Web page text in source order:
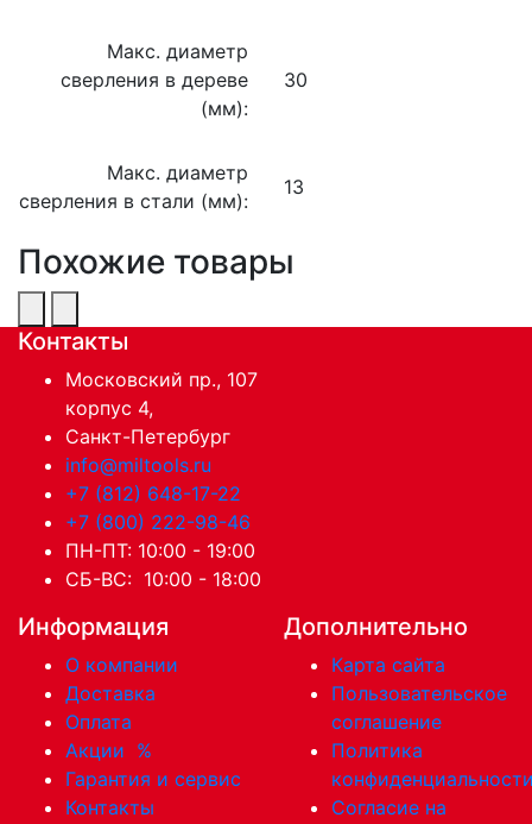
Макс. диаметр
сверления в дереве
(мм):
30
Макс. диаметр
сверления в стали (мм):
13
Похожие товары
Контакты
Московский пр., 107
корпус 4,
Санкт-Петербург
info@miltools.ru
+7 (812) 648-17-22
+7 (800) 222-98-46
ПН-ПТ: 10:00 - 19:00
СБ-ВС: 10:00 - 18:00
Информация
О компании
Доставка
Оплата
Акции %
Гарантия и сервис
Контакты
Дополнительно
Карта сайта
Пользовательское
соглашение
Политика
Согласие на